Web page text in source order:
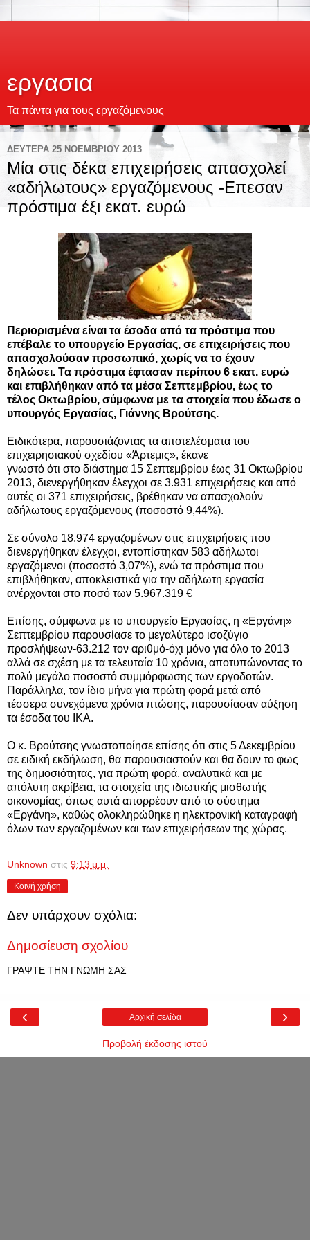
εργασια
Τα πάντα για τους εργαζόμενους
ΔΕΥΤΈΡΑ 25 ΝΟΕΜΒΡΊΟΥ 2013
Μία στις δέκα επιχειρήσεις απασχολεί
«αδήλωτους» εργαζόμενους -Επεσαν
πρόστιμα έξι εκατ. ευρώ
Περιορισμένα είναι τα έσοδα από τα πρόστιμα που
επέβαλε το υπουργείο Εργασίας, σε επιχειρήσεις που
απασχολούσαν προσωπικό, χωρίς να το έχουν
δηλώσει. Τα πρόστιμα έφτασαν περίπου 6 εκατ. ευρώ
και επιβλήθηκαν από τα μέσα Σεπτεμβρίου, έως το
τέλος Οκτωβρίου, σύμφωνα με τα στοιχεία που έδωσε ο
υπουργός Εργασίας, Γιάννης Βρούτσης.
Ειδικότερα, παρουσιάζοντας τα αποτελέσματα του
επιχειρησιακού σχεδίου «Άρτεμις», έκανε
γνωστό ότι στο διάστημα 15 Σεπτεμβρίου έως 31 Οκτωβρίου
2013, διενεργήθηκαν έλεγχοι σε 3.931 επιχειρήσεις και από
αυτές οι 371 επιχειρήσεις, βρέθηκαν να απασχολούν
αδήλωτους εργαζόμενους (ποσοστό 9,44%).
Σε σύνολο 18.974 εργαζομένων στις επιχειρήσεις που
διενεργήθηκαν έλεγχοι, εντοπίστηκαν 583 αδήλωτοι
εργαζόμενοι (ποσοστό 3,07%), ενώ τα πρόστιμα που
επιβλήθηκαν, αποκλειστικά για την αδήλωτη εργασία
ανέρχονται στο ποσό των 5.967.319 €
Επίσης, σύμφωνα με το υπουργείο Εργασίας, η «Εργάνη»
Σεπτεμβρίου παρουσίασε το μεγαλύτερο ισοζύγιο
προσλήψεων-63.212 τον αριθμό-όχι μόνο για όλο το 2013
αλλά σε σχέση με τα τελευταία 10 χρόνια, αποτυπώνοντας το
πολύ μεγάλο ποσοστό συμμόρφωσης των εργοδοτών.
Παράλληλα, τον ίδιο μήνα για πρώτη φορά μετά από
τέσσερα συνεχόμενα χρόνια πτώσης, παρουσίασαν αύξηση
τα έσοδα του ΙΚΑ.
Ο κ. Βρούτσης γνωστοποίησε επίσης ότι στις 5 Δεκεμβρίου
σε ειδική εκδήλωση, θα παρουσιαστούν και θα δουν το φως
της δημοσιότητας, για πρώτη φορά, αναλυτικά και με
απόλυτη ακρίβεια, τα στοιχεία της ιδιωτικής μισθωτής
οικονομίας, όπως αυτά απορρέουν από το σύστημα
«Εργάνη», καθώς ολοκληρώθηκε η ηλεκτρονική καταγραφή
όλων των εργαζομένων και των επιχειρήσεων της χώρας.
Unknown στις 9:13 μ.μ.
Κοινή χρήση
Δεν υπάρχουν σχόλια:
Δημοσίευση σχολίου
ΓΡΑΨΤΕ ΤΗΝ ΓΝΩΜΗ ΣΑΣ
‹ ›
Αρχική σελίδα
Προβολή έκδοσης ιστού